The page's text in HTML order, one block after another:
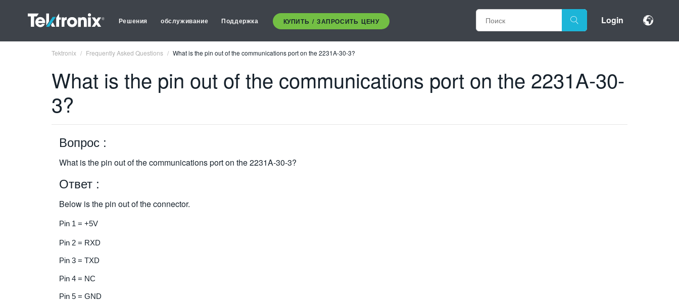
Решения обслуживание Поддержка КУПИТЬ / ЗАПРОСИТЬ ЦЕНУ Login
Tektronix Frequently Asked Questions What is the pin out of the communications port on the 2231A-30-3?
What is the pin out of the communications port on the 2231A-30-
3?
Вопрос :
What is the pin out of the communications port on the 2231A-30-3?
Ответ :
Below is the pin out of the connector.
Pin 1 = +5V
Pin 2 = RXD
Pin 3 = TXD
Pin 4 = NC
Pin 5 = GND